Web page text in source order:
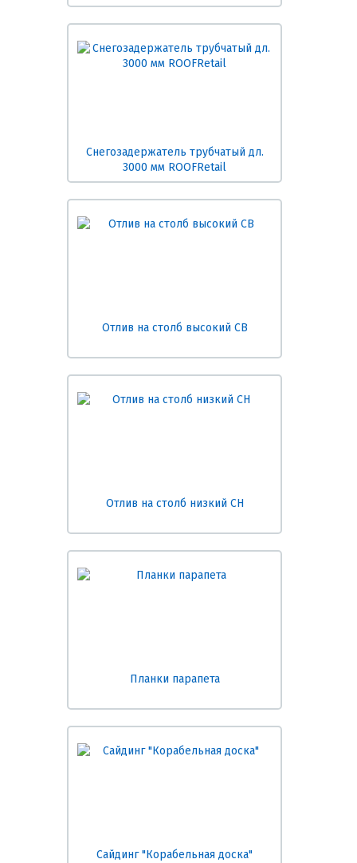
Снегозадержатель трубчатый дл.
3000 мм ROOFRetail
Отлив на столб высокий СВ
Отлив на столб низкий СН
Планки парапета
Сайдинг "Корабельная доска"